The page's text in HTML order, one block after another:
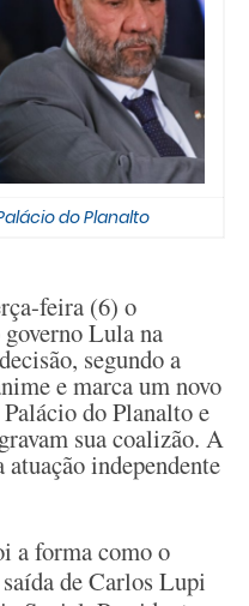
do Planalto
feira (6) o
Lula na
segundo a
e marca um novo
do Planalto e
sua coalizão. A
independente
a forma como o
de Carlos Lupi